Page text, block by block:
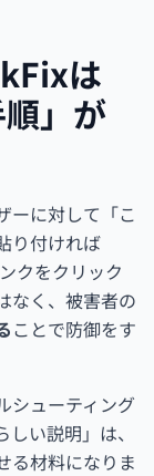
は
順」が
ーに対して「こ
り付ければ
クをクリック
なく、被害者の
ことで防御をす
シューティング
い説明」は、
る材料になりま